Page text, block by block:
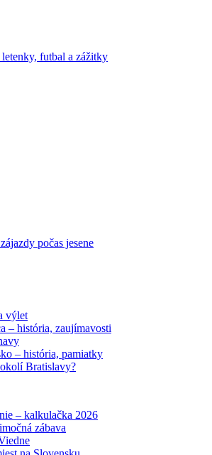
futbal a zážitky
počas jesene
výlet
– história, zaujímavosti
– história, pamiatky
Bratislavy?
– kalkulačka 2026
zábava